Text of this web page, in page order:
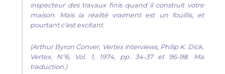
inspecteur des travaux finis quand il construit votre
maison. Mais la réalité vraiment est un fouillis, et
pourtant c’est excitant.
(Arthur Byron Conver, Vertex interviews, Philip K. Dick,
Vertex, N°6, Vol. 1, 1974, pp. 34-37 et 96-98. Ma
traduction.)